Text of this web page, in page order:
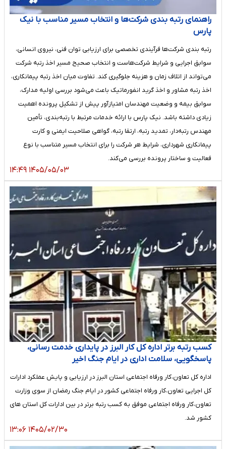
راهنمای رتبه بندی شرکت‌ها و انتخاب مسیر مناسب با نیک
پارس
رتبه بندی شرکت‌ها فرآیندی تخصصی برای ارزیابی توان فنی، نیروی انسانی،
سوابق اجرایی و شرایط شرکت‌هاست و انتخاب صحیح مسیر اخذ رتبه شرکت
می‌تواند از اتلاف زمان و هزینه جلوگیری کند. تفاوت میان اخذ رتبه پیمانکاری،
اخذ رتبه مشاور و اخذ گرید انفورماتیک باعث می‌شود بررسی اولیه مدارک،
سوابق بیمه و وضعیت مهندسان امتیازآور پیش از تشکیل پرونده اهمیت
زیادی داشته باشد. نیک پارس با ارائه خدمات مرتبط با رتبه‌بندی، تأمین
مهندس رتبه‌دار، تمدید رتبه، ارتقا رتبه، گواهی صلاحیت ایمنی و کارت
پیمانکاری شهرداری، شرایط هر شرکت را برای انتخاب مسیر متناسب با نوع
فعالیت و ساختار پرونده بررسی می‌کند.
۱۴۰۵/۰۵/۰۳ ۱۴:۴۹
کسب رتبه برتر اداره کل کار البرز در پایداری خدمت رسانی،
پاسخگویی، سلامت اداری در ایام جنگ اخیر
اداره کل تعاون،کار ورفاه اجتماعی استان البرز در ارزیابی و پایش عملکرد ادارات
کل اجرایی تعاون،کار ورفاه اجتماعی کشور در ایام جنگ رمضان از سوی وزارت
تعاون،کار ورفاه اجتماعی موفق به کسب رتبه برتر در بین ادارات کل استان های
کشور شد.
۱۴۰۵/۰۲/۳۰ ۱۳:۰۶